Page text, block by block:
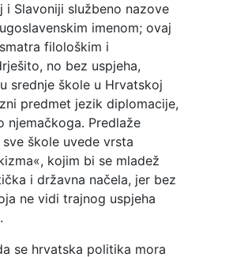
i Slavoniji službeno nazove
imenom; ovaj
filološkim i
no bez uspjeha,
srednje škole u Hrvatskoj
predmet jezik diplomacije,
njemačkoga. Predlaže
škole uvede vrsta
kojim bi se mladež
i državna načela, jer bez
ne vidi trajnog uspjeha
se hrvatska politika mora